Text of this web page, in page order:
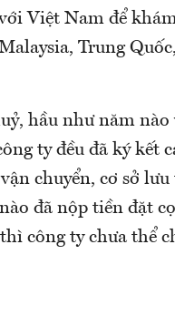
Việt Nam để
Trung
hầu như năm
ty đều đã ký kết
chuyển, cơ sở
đã nộp tiền đặt
công ty chưa thể